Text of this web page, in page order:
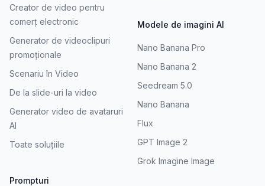
Creator de video pentru
comerț electronic
Generator de videoclipuri
promoționale
Scenariu în Video
De la slide-uri la video
Generator video de avataruri
AI
Toate soluțiile
Prompturi
Modele de imagini AI
Nano Banana Pro
Nano Banana 2
Seedream 5.0
Nano Banana
Flux
GPT Image 2
Grok Imagine Image